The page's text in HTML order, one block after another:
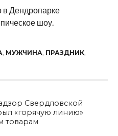
в Дендропарке
шоу.
, МУЖЧИНА, ПРАЗДНИК,
Свердловской
«горячую линию»
товарам